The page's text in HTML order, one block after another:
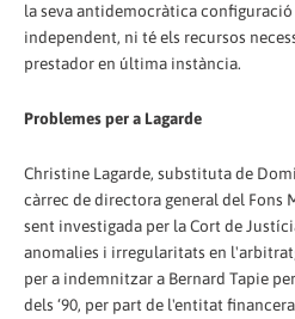
la seva antidemocràtica
independent, ni té els recursos
prestador en última instància.
Problemes per a Lagarde
Christine Lagarde, substituta de
càrrec de directora general del Fons
sent investigada per la Cort de
anomalies i irregularitats en
per a indemnitzar a Bernard Tapie
dels ‘90, per part de l'entitat